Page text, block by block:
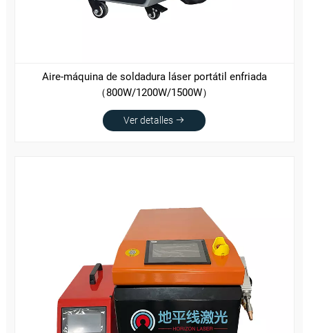
Aire-máquina de soldadura láser portátil enfriada
（800W/1200W/1500W）
Ver detalles